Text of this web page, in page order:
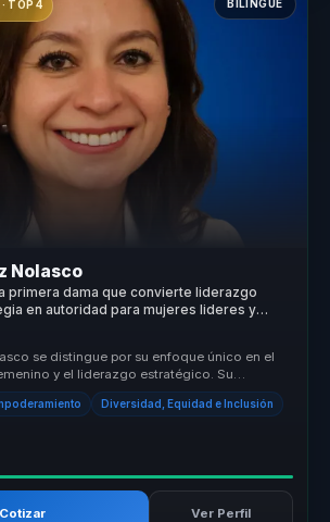
TOP 4 BILINGÜE
Nolasco
primera dama que convierte liderazgo
en autoridad para mujeres lideres y
se distingue por su enfoque único en el
y el liderazgo estratégico. Su
Diversidad, Equidad e Inclusión
Ver Perfil